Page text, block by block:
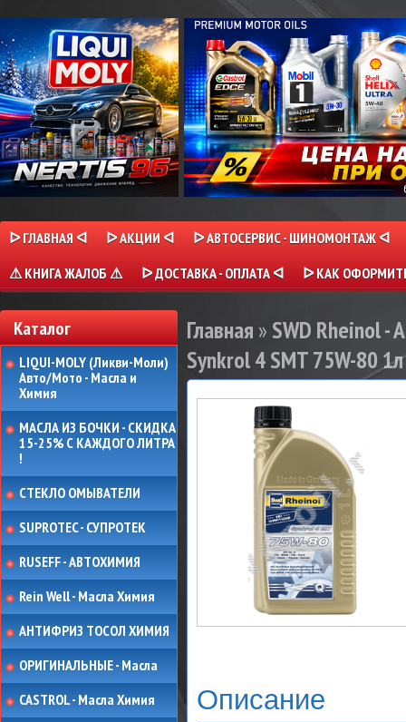
ᐅ ГЛАВНАЯ ᐊ ᐅ АКЦИИ ᐊ
ᐅ АВТОСЕРВИС - ШИНОМОНТАЖ ᐊ
⚠ КНИГА ЖАЛОБ ⚠
ᐅ ДОСТАВКА - ОПЛАТА ᐊ ᐅ КАК
Каталог
LIQUI-MOLY (Ликви-Моли)
Авто/Мото - Масла и
Химия
МАСЛА ИЗ БОЧКИ - СКИДКА
15-25% С КАЖДОГО ЛИТРА
!
СТЕКЛО ОМЫВАТЕЛИ
SUPROTEC - СУПРОТЕК
RUSEFF - АВТОХИМИЯ
Rein Well - Масла Химия
АНТИФРИЗ ТОСОЛ ХИМИЯ
ОРИГИНАЛЬНЫЕ - Масла
CASTROL - Масла Химия
Главная » SWD Rheinol -
Synkrol 4 SMT 75W-80 1л
Описание